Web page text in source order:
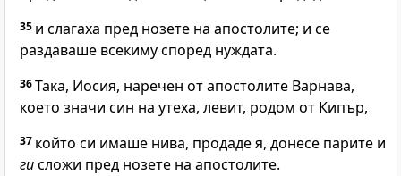
35 и слагаха пред нозете на апостолите; и се
раздаваше всекиму според нуждата.
36Така, Иосия, наречен от апостолите Варнава,
което значи син на утеха, левит, родом от Кипър,
37 който си имаше нива, продаде я, донесе парите и
гисложи пред нозете на апостолите.